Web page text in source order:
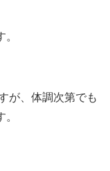
が、体調次第でも